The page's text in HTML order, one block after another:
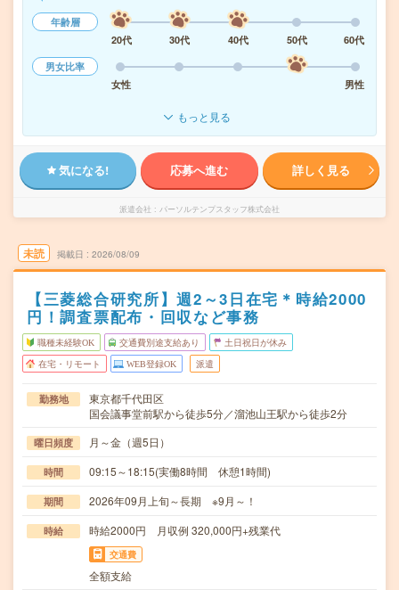
年齢層
20代
30代 40代 50代
60代
男女比率
女性
男性
もっと見る
気になる! 応募へ進む 詳しく見る
派遣会社 パーソルテンプスタッフ株式会社
未読 掲載日 2026/08/09
【三菱総合研究所】週2～3日在宅＊時給2000
円！調査票配布・回収など事務
職種未経験OK 交通費別途支給あり 土日祝日が休み
在宅・リモート WEB登録OK 派遣
勤務地
東京都千代田区
国会議事堂前駅から徒歩5分／溜池山王駅から徒歩2分
曜日頻度 月～金（週5日）
時間 09:15～18:15(実働8時間 休憩1時間)
期間 2026年09月上旬～長期 ※9月～！
時給 時給2000円 月収例 320,000円+残業代
交通費
全額支給